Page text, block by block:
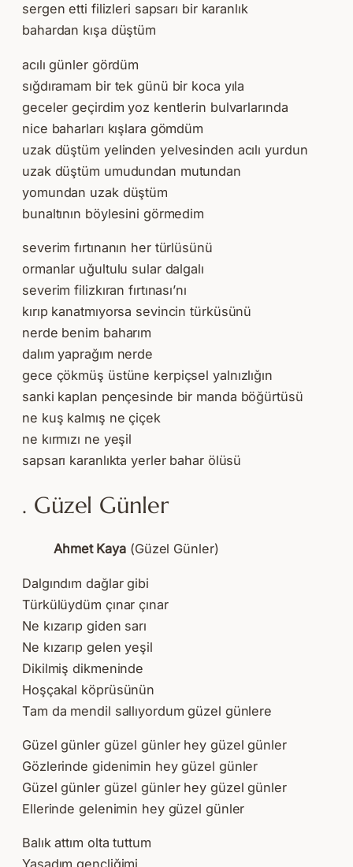
sergen etti filizleri sapsarı bir karanlık
bahardan kışa düştüm
acılı günler gördüm
sığdıramam bir tek günü bir koca yıla
geceler geçirdim yoz kentlerin bulvarlarında
nice baharları kışlara gömdüm
uzak düştüm yelinden yelvesinden acılı yurdun
uzak düştüm umudundan mutundan
yomundan uzak düştüm
bunaltının böylesini görmedim
severim fırtınanın her türlüsünü
ormanlar uğultulu sular dalgalı
severim filizkıran fırtınası’nı
kırıp kanatmıyorsa sevincin türküsünü
nerde benim baharım
dalım yaprağım nerde
gece çökmüş üstüne kerpiçsel yalnızlığın
sanki kaplan pençesinde bir manda böğürtüsü
ne kuş kalmış ne çiçek
ne kırmızı ne yeşil
sapsarı karanlıkta yerler bahar ölüsü
. Güzel Günler
Ahmet Kaya (Güzel Günler)
Dalgındım dağlar gibi
Türkülüydüm çınar çınar
Ne kızarıp giden sarı
Ne kızarıp gelen yeşil
Dikilmiş dikmeninde
Hoşçakal köprüsünün
Tam da mendil sallıyordum güzel günlere
Güzel günler güzel günler hey güzel günler
Gözlerinde gidenimin hey güzel günler
Güzel günler güzel günler hey güzel günler
Ellerinde gelenimin hey güzel günler
Balık attım olta tuttum